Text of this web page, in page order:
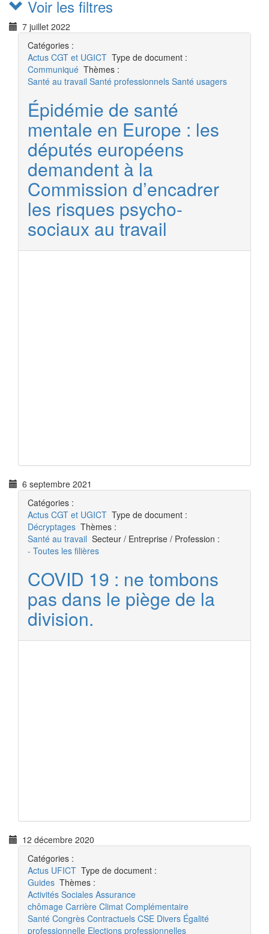
Voir les filtres
7 juillet 2022
Catégories :
Actus CGT et UGICT Type de document :
Communiqué Thèmes :
Santé au travail Santé professionnels Santé usagers
Épidémie de santé
mentale en Europe : les
députés européens
demandent à la
Commission d’encadrer
les risques psycho-
sociaux au travail
6 septembre 2021
Catégories :
Actus CGT et UGICT Type de document :
Décryptages Thèmes :
Santé au travail Secteur / Entreprise / Profession :
- Toutes les filières
COVID 19 : ne tombons
pas dans le piège de la
division.
12 décembre 2020
Catégories :
Actus UFICT Type de document :
Guides Thèmes :
Activités Sociales Assurance
chômage Carrière Climat Complémentaire
Santé Congrès Contractuels CSE Divers Égalité
professionnelle Elections professionnelles